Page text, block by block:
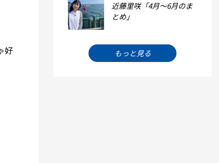
好
近藤里咲「4月～6月のま
とめ」
もっと見る